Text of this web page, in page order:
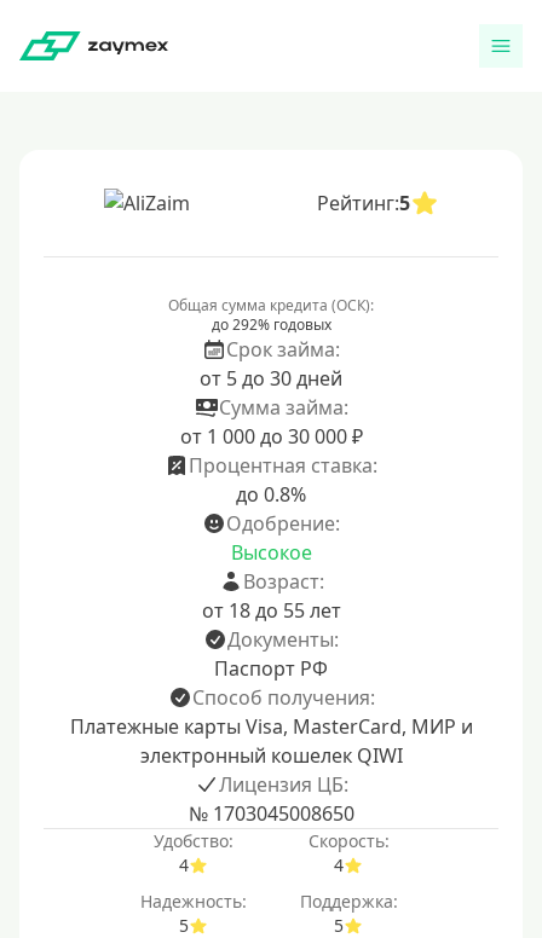
Рейтинг:5
Общая сумма кредита (ОСК):
до 292% годовых
Срок займа:
от 5 до 30 дней
Сумма займа:
от 1 000 до 30 000 ₽
Процентная ставка:
до 0.8%
Одобрение:
Высокое
Возраст:
от 18 до 55 лет
Документы:
Паспорт РФ
Способ получения:
Платежные карты Visa, MasterCard, МИР и
электронный кошелек QIWI
Лицензия ЦБ:
№ 1703045008650
Удобство:
4
Скорость:
4
Надежность:
5
Поддержка:
5